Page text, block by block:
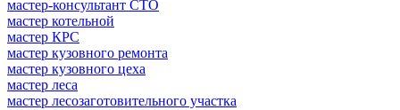
мастер-консультант СТО
мастер котельной
мастер КРС
мастер кузовного ремонта
мастер кузовного цеха
мастер леса
мастер лесозаготовительного участка